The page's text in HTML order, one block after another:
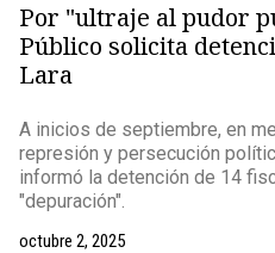
Por "ultraje al pudor
Público solicita
Lara
A inicios de septiembre, en
represión y persecución
informó la detención de 14
"depuración".
octubre 2, 2025